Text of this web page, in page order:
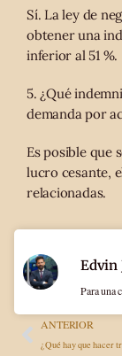
Sí. La ley de
obtener una
inferior al 51 %.
5. ¿Qué
demanda por
Es posible que
lucro cesante,
relacionadas.
ANTERIOR
Edvin
Para una